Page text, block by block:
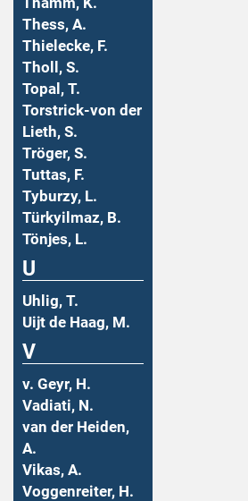
Thess, A.
Thielecke, F.
Tholl, S.
Topal, T.
Torstrick-von der
Lieth, S.
Tröger, S.
Tuttas, F.
Tyburzy, L.
Türkyilmaz, B.
Tönjes, L.
U
Uhlig, T.
Uijt de Haag, M.
V
v. Geyr, H.
Vadiati, N.
van der Heiden,
A.
Vikas, A.
Voggenreiter, H.